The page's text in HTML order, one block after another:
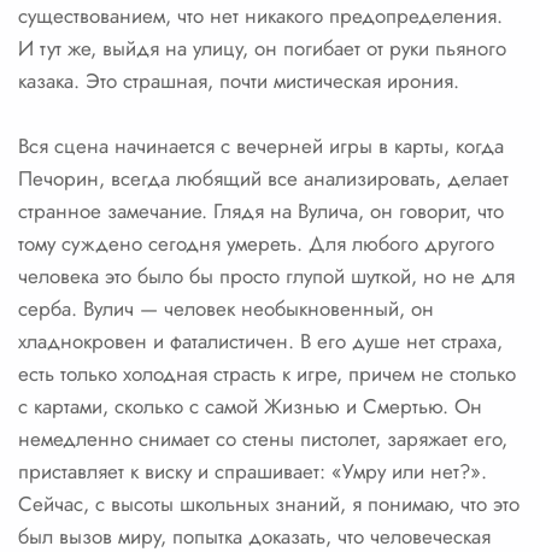
существованием, что нет никакого предопределения.
И тут же, выйдя на улицу, он погибает от руки пьяного
казака. Это страшная, почти мистическая ирония.
Вся сцена начинается с вечерней игры в карты, когда
Печорин, всегда любящий все анализировать, делает
странное замечание. Глядя на Вулича, он говорит, что
тому суждено сегодня умереть. Для любого другого
человека это было бы просто глупой шуткой, но не для
серба. Вулич — человек необыкновенный, он
хладнокровен и фаталистичен. В его душе нет страха,
есть только холодная страсть к игре, причем не столько
с картами, сколько с самой Жизнью и Смертью. Он
немедленно снимает со стены пистолет, заряжает его,
приставляет к виску и спрашивает: «Умру или нет?».
Сейчас, с высоты школьных знаний, я понимаю, что это
был вызов миру, попытка доказать, что человеческая